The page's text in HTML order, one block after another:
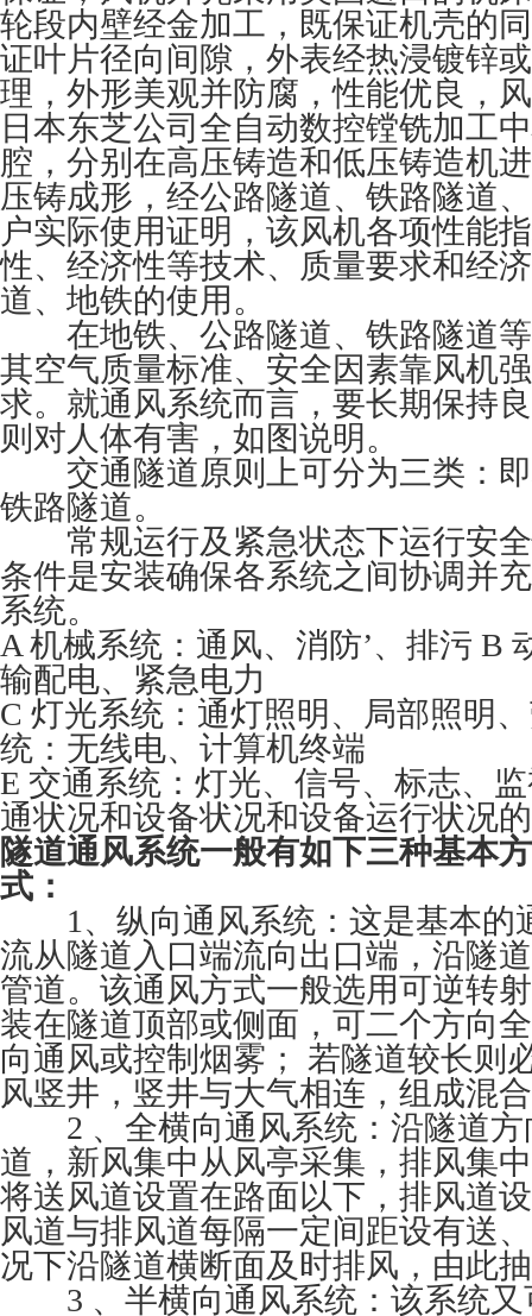
轮段内壁经金加工，既保证机壳的
证叶片径向间隙，外表经热浸镀锌
理，外形美观并防腐，性能优良，
日本东芝公司全自动数控镗铣加工
腔，分别在高压铸造和低压铸造机
压铸成形，经公路隧道、铁路隧道
户实际使用证明，该风机各项性能
性、经济性等技术、质量要求和经
道、地铁的使用。
在地铁、公路隧道、铁路隧道等
其空气质量标准、安全因素靠风机
求。就通风系统而言，要长期保持
则对人体有害，如图说明。
交通隧道原则上可分为三类：即
铁路隧道。
常规运行及紧急状态下运行安全
条件是安装确保各系统之间协调并
系统。
A 机械系统：通风、消防’、排污 B
输配电、紧急电力
C 灯光系统：通灯照明、局部照明
统：无线电、计算机终端
E 交通系统：灯光、信号、标志、
通状况和设备状况和设备运行状况
隧道通风系统一般有如下三种基本
式：
1、纵向通风系统：这是基本的
流从隧道入口端流向出口端，沿隧
管道。该通风方式一般选用可逆转
装在隧道顶部或侧面，可二个方向
向通风或控制烟雾； 若隧道较长则
风竖井，竖井与大气相连，组成混
2 、全横向通风系统：沿隧道方
道，新风集中从风亭采集，排风集
将送风道设置在路面以下，排风道
风道与排风道每隔一定间距设有送
况下沿隧道横断面及时排风，由此
3 、半横向通风系统：该系统又